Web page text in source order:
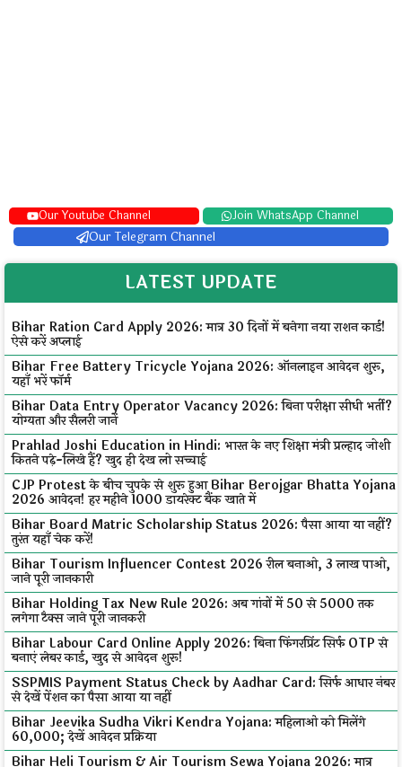
Our Youtube Channel Join WhatsApp Channel
Our Telegram Channel
LATEST UPDATE
Bihar Ration Card Apply 2026: मात्र 30 दिनों में बनेगा नया राशन कार्ड!
ऐसे करें अप्लाई
Bihar Free Battery Tricycle Yojana 2026: ऑनलाइन आवेदन शुरू,
यहाँ भरें फॉर्म
Bihar Data Entry Operator Vacancy 2026: बिना परीक्षा सीधी भर्ती?
योग्यता और सैलरी जानें
Prahlad Joshi Education in Hindi: भारत के नए शिक्षा मंत्री प्रल्हाद जोशी
कितने पढ़े-लिखे हैं? खुद ही देख लो सच्चाई
CJP Protest के बीच चुपके से शुरू हुआ Bihar Berojgar Bhatta Yojana
2026 आवेदन! हर महीने ₹1000 डायरेक्ट बैंक खाते में
Bihar Board Matric Scholarship Status 2026: पैसा आया या नहीं?
तुरंत यहाँ चेक करें!
Bihar Tourism Influencer Contest 2026 रील बनाओ, ₹3 लाख पाओ,
जाने पूरी जानकारी
Bihar Holding Tax New Rule 2026: अब गांवों में ₹50 से ₹5000 तक
लगेगा टैक्स जाने पूरी जानकरी
Bihar Labour Card Online Apply 2026: बिना फिंगरप्रिंट सिर्फ OTP से
बनाएं लेबर कार्ड, खुद से आवेदन शुरू!
SSPMIS Payment Status Check by Aadhar Card: सिर्फ आधार नंबर
से देखें पेंशन का पैसा आया या नहीं
Bihar Jeevika Sudha Vikri Kendra Yojana: महिलाओं को मिलेंगे
₹60,000; देखें आवेदन प्रक्रिया
Bihar Heli Tourism & Air Tourism Sewa Yojana 2026: मात्र